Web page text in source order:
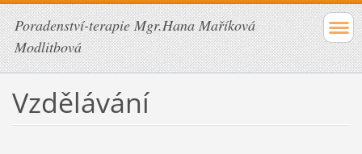
Poradenství-terapie Mgr.Hana Maříková
Modlitbová
Vzdělávání